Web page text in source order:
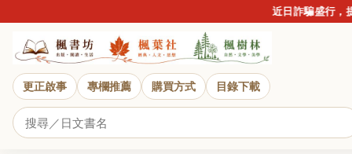
近日詐騙盛行，提
更正啟事 專欄推薦 購買方式 目錄下載